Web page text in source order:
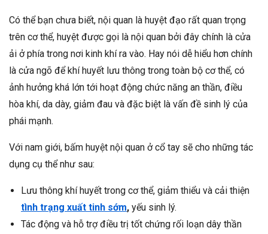
Có thể bạn chưa biết, nội quan là huyệt đạo rất quan trọng
trên cơ thể, huyệt được gọi là nội quan bởi đây chính là cửa
ải ở phía trong nơi kinh khí ra vào. Hay nói dễ hiểu hơn chính
là cửa ngõ để khí huyết lưu thông trong toàn bộ cơ thể, có
ảnh hưởng khá lớn tới hoạt động chức năng an thần, điều
hòa khí, da dày, giảm đau và đặc biệt là vấn đề sinh lý của
phái mạnh.
Với nam giới, bấm huyệt nội quan ở cổ tay sẽ cho những tác
dụng cụ thể như sau:
Lưu thông khí huyết trong cơ thể, giảm thiểu và cải thiện
tình trạng xuất tinh sớm, yếu sinh lý.
Tác động và hỗ trợ điều trị tốt chứng rối loạn dây thần